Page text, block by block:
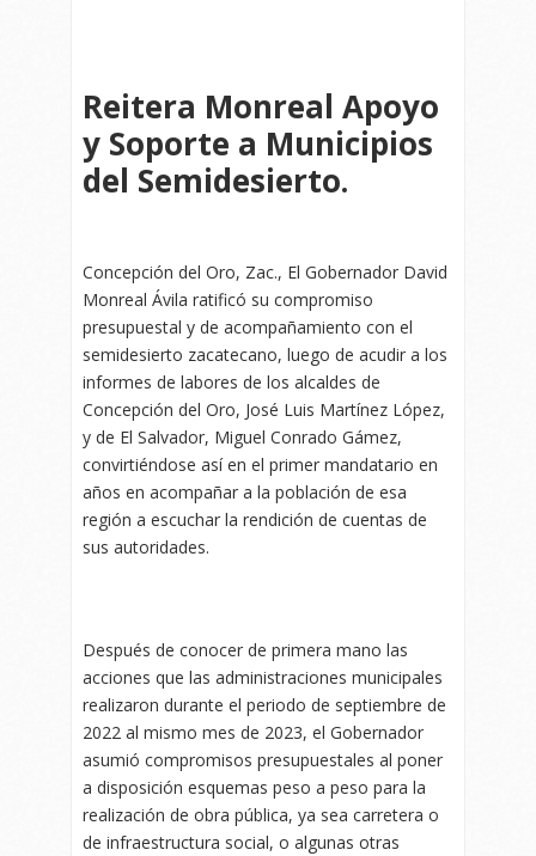
Reitera Monreal Apoyo
y Soporte a Municipios
del Semidesierto.
Concepción del Oro, Zac., El Gobernador David
Monreal Ávila ratificó su compromiso
presupuestal y de acompañamiento con el
semidesierto zacatecano, luego de acudir a los
informes de labores de los alcaldes de
Concepción del Oro, José Luis Martínez López,
y de El Salvador, Miguel Conrado Gámez,
convirtiéndose así en el primer mandatario en
años en acompañar a la población de esa
región a escuchar la rendición de cuentas de
sus autoridades.
Después de conocer de primera mano las
acciones que las administraciones municipales
realizaron durante el periodo de septiembre de
2022 al mismo mes de 2023, el Gobernador
asumió compromisos presupuestales al poner
a disposición esquemas peso a peso para la
realización de obra pública, ya sea carretera o
de infraestructura social, o algunas otras